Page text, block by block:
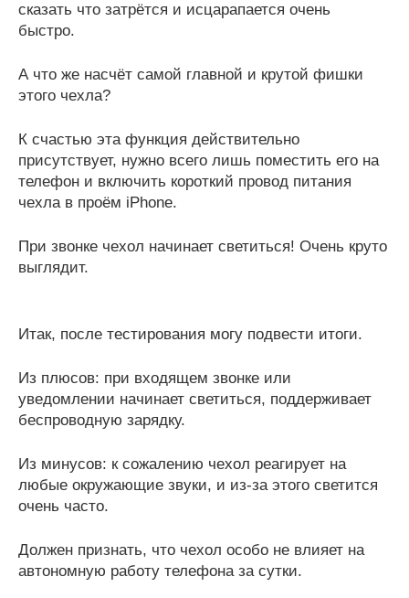
сказать что затрётся и исцарапается очень
быстро.
А что же насчёт самой главной и крутой фишки
этого чехла?
К счастью эта функция действительно
присутствует, нужно всего лишь поместить его на
телефон и включить короткий провод питания
чехла в проём iPhone.
При звонке чехол начинает светиться! Очень круто
выглядит.
Итак, после тестирования могу подвести итоги.
Из плюсов: при входящем звонке или
уведомлении начинает светиться, поддерживает
беспроводную зарядку.
Из минусов: к сожалению чехол реагирует на
любые окружающие звуки, и из-за этого светится
очень часто.
Должен признать, что чехол особо не влияет на
автономную работу телефона за сутки.